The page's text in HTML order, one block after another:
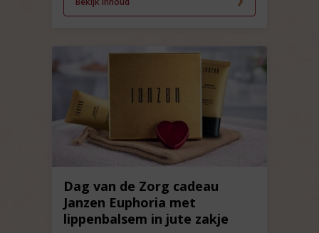
Dag van de Zorg cadeau
Janzen Euphoria met
lippenbalsem in jute zakje